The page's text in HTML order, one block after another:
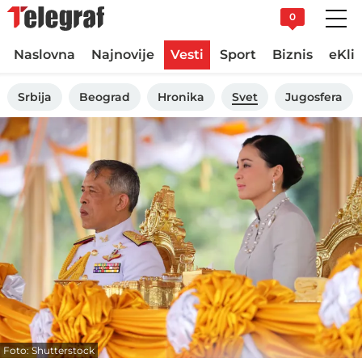
0
Naslovna Najnovije Vesti Sport Biznis
Srbija Beograd Hronika Svet Jugosfera
Foto: Shutterstock